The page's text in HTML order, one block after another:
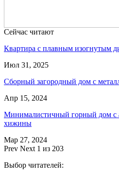
Сейчас читают
Квартира с плавным изогнутым
Июл 31, 2025
Сборный загородный дом с
Апр 15, 2024
Минималистичный горный дом с
хижины
Мар 27, 2024
Prev Next 1 из 203
Выбор читателей: